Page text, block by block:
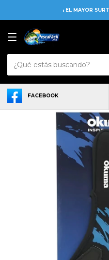
¡ EL MAYOR
FACEBOOK